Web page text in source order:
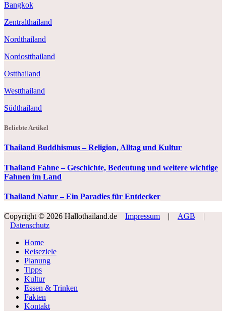
Bangkok
Zentralthailand
Nordthailand
Nordostthailand
Ostthailand
Westthailand
Südthailand
Beliebte Artikel
Thailand Buddhismus – Religion, Alltag und Kultur
Thailand Fahne – Geschichte, Bedeutung und weitere wichtige
Fahnen im Land
Thailand Natur – Ein Paradies für Entdecker
Copyright © 2026 Hallothailand.de Impressum | AGB
|
Datenschutz
Home
Reiseziele
Planung
Tipps
Kultur
Essen & Trinken
Fakten
Kontakt